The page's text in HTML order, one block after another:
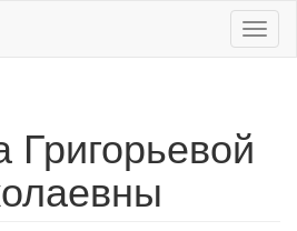
Григорьевой